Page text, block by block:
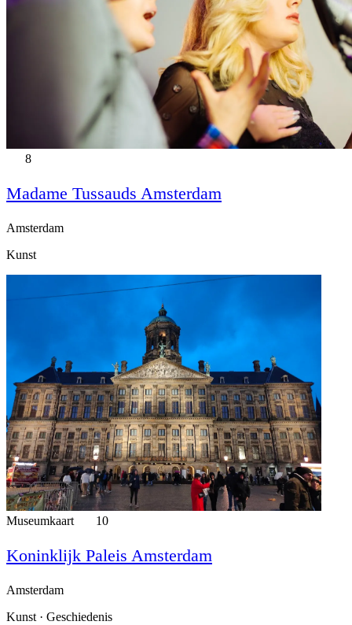
8
Madame Tussauds Amsterdam
Amsterdam
Kunst
Museumkaart 10
Koninklijk Paleis Amsterdam
Amsterdam
Kunst · Geschiedenis